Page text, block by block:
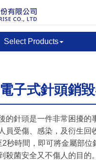
Select Products
子式針頭銷
的針頭是一件非常困擾的
員受傷、感染，及衍生回
秒時間，即可將金屬部位
殺菌安全又不傷人的目的。